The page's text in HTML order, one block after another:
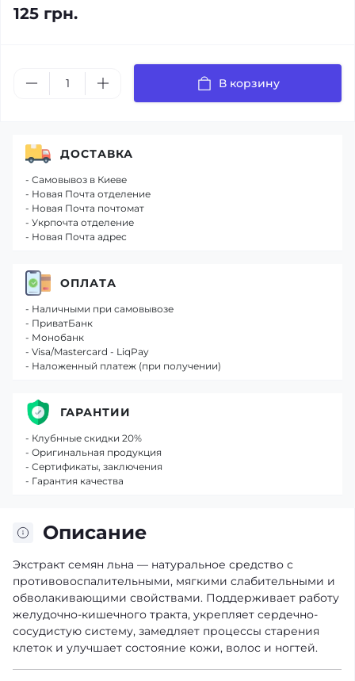
125 грн.
В корзину
Описание
Экстракт семян льна — натуральное средство с
противовоспалительными, мягкими слабительными и
обволакивающими свойствами. Поддерживает работу
желудочно-кишечного тракта, укрепляет сердечно-
сосудистую систему, замедляет процессы старения
клеток и улучшает состояние кожи, волос и ногтей.
ДОСТАВКА
- Самовывоз в Киеве
- Новая Почта отделение
- Новая Почта почтомат
- Укрпочта отделение
- Новая Почта адрес
ОПЛАТА
- Наличными при самовывозе
- ПриватБанк
- Монобанк
- Visa/Mastercard - LiqPay
- Наложенный платеж (при получении)
ГАРАНТИИ
- Клубнные скидки 20%
- Оригинальная продукция
- Сертификаты, заключения
- Гарантия качества